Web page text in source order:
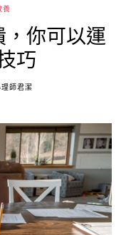
養
，你可以運
巧
理師君潔